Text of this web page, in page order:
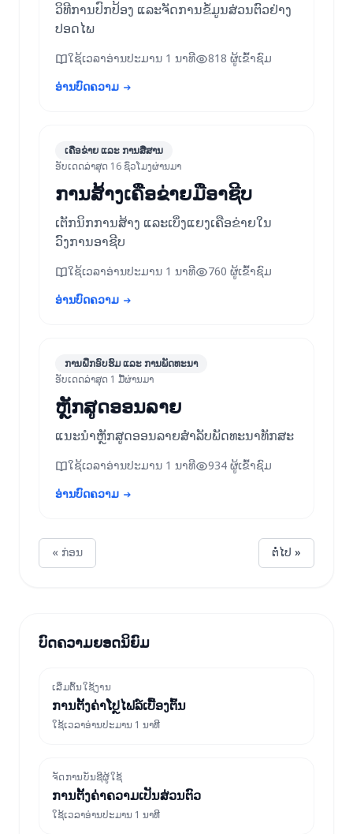
ວິທີການປົກປ້ອງ ແລະຈັດການຂໍ້ມູນສ່ວນຕົວຢ່າງ
ປອດໄພ
ໃຊ້ເວລາອ່ານປະມານ 1 ນາທີ
818 ຜູ້ເຂົ້າຊົມ
ອ່ານບົດຄວາມ
ເຄືອຂ່າຍ ແລະ ການສື່ສານ
ອັບເດດລ່າສຸດ 16 ຊົ່ວໂມງຜ່ານມາ
ການສ້າງເຄືອຂ່າຍມືອາຊີບ
ເຕັກນິກການສ້າງ ແລະເບິ່ງແຍງເຄືອຂ່າຍໃນ
ວົງການອາຊີບ
ໃຊ້ເວລາອ່ານປະມານ 1 ນາທີ
760 ຜູ້ເຂົ້າຊົມ
ອ່ານບົດຄວາມ
ການຝຶກອົບຮົມ ແລະ ການພັດທະນາ
ອັບເດດລ່າສຸດ 1 ມື້ຜ່ານມາ
ຫຼັກສູດອອນລາຍ
ແນະນຳຫຼັກສູດອອນລາຍສຳລັບພັດທະນາທັກສະ
ໃຊ້ເວລາອ່ານປະມານ 1 ນາທີ
934 ຜູ້ເຂົ້າຊົມ
ອ່ານບົດຄວາມ
« ກ່ອນ ຕໍ່ໄປ »
ບົດຄວາມຍອດນິຍົມ
ເລີ່ມຕົ້ນໃຊ້ງານ
ການຕັ້ງຄ່າໂປຼໄຟລ໌ເບື້ອງຕົ້ນ
ໃຊ້ເວລາອ່ານປະມານ 1 ນາທີ
ຈັດການບັນຊີຜູ້ໃຊ້
ການຕັ້ງຄ່າຄວາມເປັນສ່ວນຕົວ
ໃຊ້ເວລາອ່ານປະມານ 1 ນາທີ